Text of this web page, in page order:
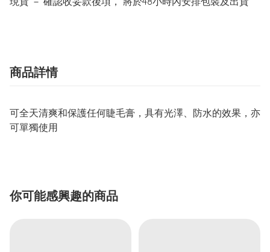
商品詳情
可全天清爽和保護任何睫毛膏，具有光澤、防水的效果，亦
可單獨使用
你可能感興趣的商品